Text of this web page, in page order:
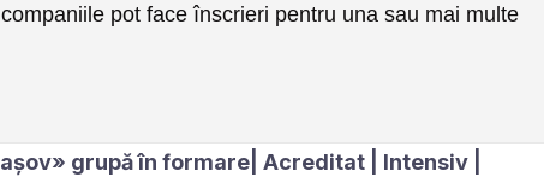
pot face înscrieri pentru una sau mai multe
grupă în formare| Acreditat | Intensiv |